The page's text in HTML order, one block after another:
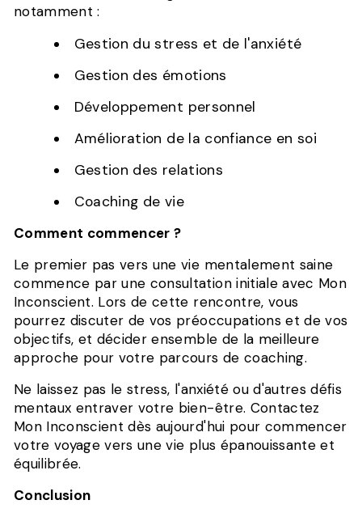
notamment :
Gestion du stress et de l'anxiété
Gestion des émotions
Développement personnel
Amélioration de la confiance en soi
Gestion des relations
Coaching de vie
Comment commencer ?
Le premier pas vers une vie mentalement saine
commence par une consultation initiale avec Mon
Inconscient. Lors de cette rencontre, vous
pourrez discuter de vos préoccupations et de vos
objectifs, et décider ensemble de la meilleure
approche pour votre parcours de coaching.
Ne laissez pas le stress, l'anxiété ou d'autres défis
mentaux entraver votre bien-être. Contactez
Mon Inconscient dès aujourd'hui pour commencer
votre voyage vers une vie plus épanouissante et
équilibrée.
Conclusion